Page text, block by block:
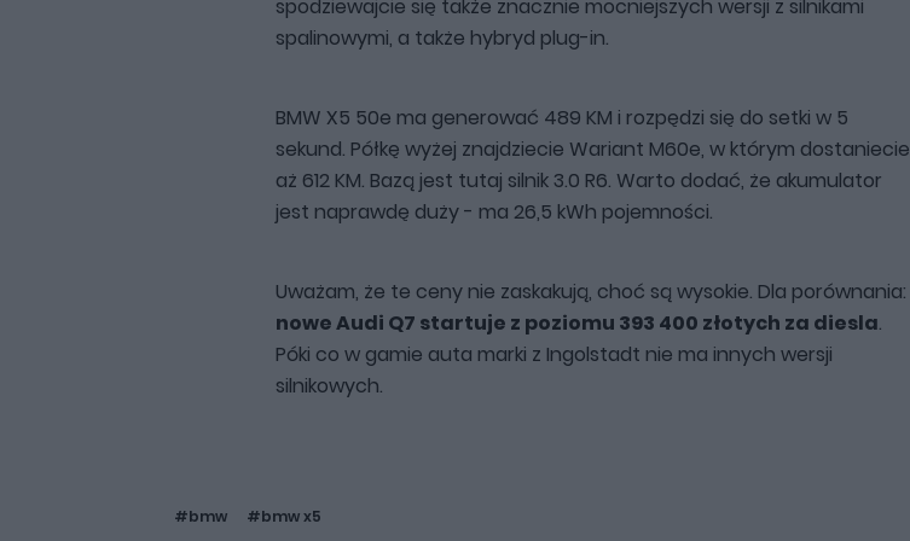
spodziewajcie się także znacznie mocniejszych wersji z silnikami
spalinowymi, a także hybryd plug-in.
BMW X5 50e ma generować 489 KM i rozpędzi się do setki w 5
sekund. Półkę wyżej znajdziecie Wariant M60e, w którym dostaniecie
aż 612 KM. Bazą jest tutaj silnik 3.0 R6. Warto dodać, że akumulator
jest naprawdę duży - ma 26,5 kWh pojemności.
Uważam, że te ceny nie zaskakują, choć są wysokie. Dla porównania:
nowe Audi Q7 startuje z poziomu 393 400 złotych za diesla.
Póki co w gamie auta marki z Ingolstadt nie ma innych wersji
silnikowych.
#bmw #bmw x5